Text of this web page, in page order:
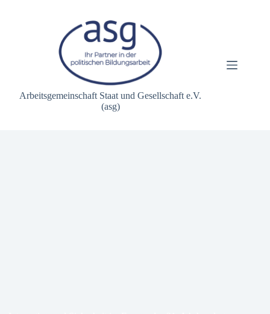
Arbeitsgemeinschaft Staat und Gesellschaft e.V.
(asg)